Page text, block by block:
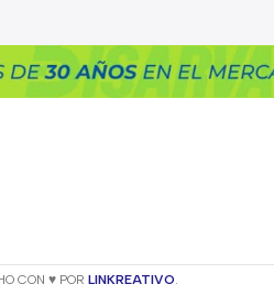
CON ♥ POR LINKREATIVO